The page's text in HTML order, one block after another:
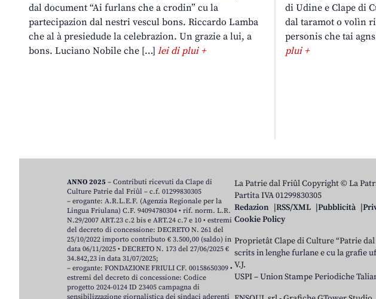
dal document “Ai furlans che a crodin” cu la
partecipazion dal nestri vescul bons. Riccardo Lamba
che al à presiedude la celebrazion. Un grazie a lui, a
bons. Luciano Nobile che […] lei di plui +
di Udine e Clape di
dal taramot o volìn
personis che tai
plui +
La Patrie dal Friûl Copyright © La
Partita IVA 01299830305
Redazion
RSS/XML Pubblicità
Cookie Policy
Proprietât Clape di Culture “Patrie
scrits in lenghe furlane e cu la grafie
V.J.
USPI – Union Stampe Periodiche
ANNO 2025 – Contributi ricevuti da Clape di
Culture Patrie dal Friûl – c.f. 01299830305
– erogante: A.R.L.E.F. (Agenzia Regionale per la
Lingua Friulana) C.F. 94094780304 • rif. norm. L.R.
N.29/2007 ART.23 c.2 bis e ART.24 c.7 e 10 • estremi
del decreto di concessione: DECRETO N. 261 del
25/10/2022 importo contributo € 3.500,00 (saldo) in
data 06/11/2025 • DECRETO N. 173 del 27/06/2025 €
34.842,23 in data 31/07/2025;
– erogante: FONDAZIONE FRIULI CF. 00158650309 •
estremi del decreto di concessione: Codice
progetto 2024-0124 ID 23405 campagna di
sensibilizzazione giornalistica dei sindaci aderenti